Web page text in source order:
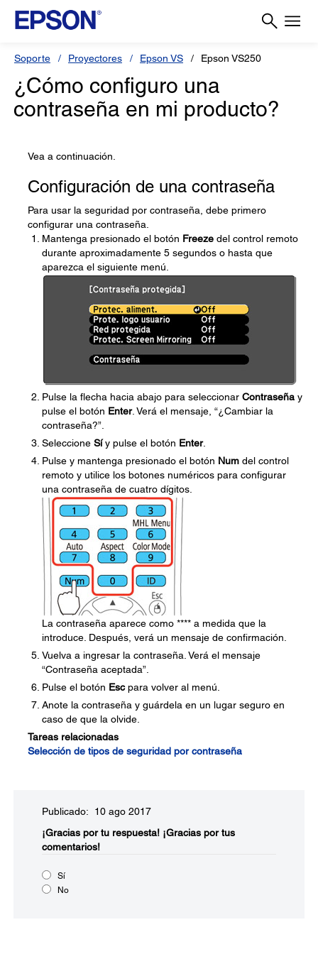
Soporte Proyectores Epson VS Epson VS250
¿Cómo configuro una
contraseña en mi producto?
Vea a continuación.
Configuración de una contraseña
Para usar la seguridad por contraseña, debe primero
configurar una contraseña.
Mantenga presionado el botón Freeze del control remoto
durante aproximadamente 5 segundos o hasta que
aparezca el siguiente menú.
Pulse la flecha hacia abajo para seleccionar Contraseña y
pulse el botón Enter. Verá el mensaje, “¿Cambiar la
contraseña?”.
Seleccione Síy pulse el botón Enter.
Pulse y mantenga presionado el botón Num del control
remoto y utilice los botones numéricos para configurar
una contraseña de cuatro dígitos.
La contraseña aparece como **** a medida que la
introduce. Después, verá un mensaje de confirmación.
Vuelva a ingresar la contraseña. Verá el mensaje
“Contraseña aceptada”.
Pulse el botón Escpara volver al menú.
Anote la contraseña y guárdela en un lugar seguro en
caso de que la olvide.
Tareas relacionadas
Selección de tipos de seguridad por contraseña
Publicado: 10 ago 2017
¡Gracias por tu respuesta! ¡Gracias por tus
comentarios!
Sí
No